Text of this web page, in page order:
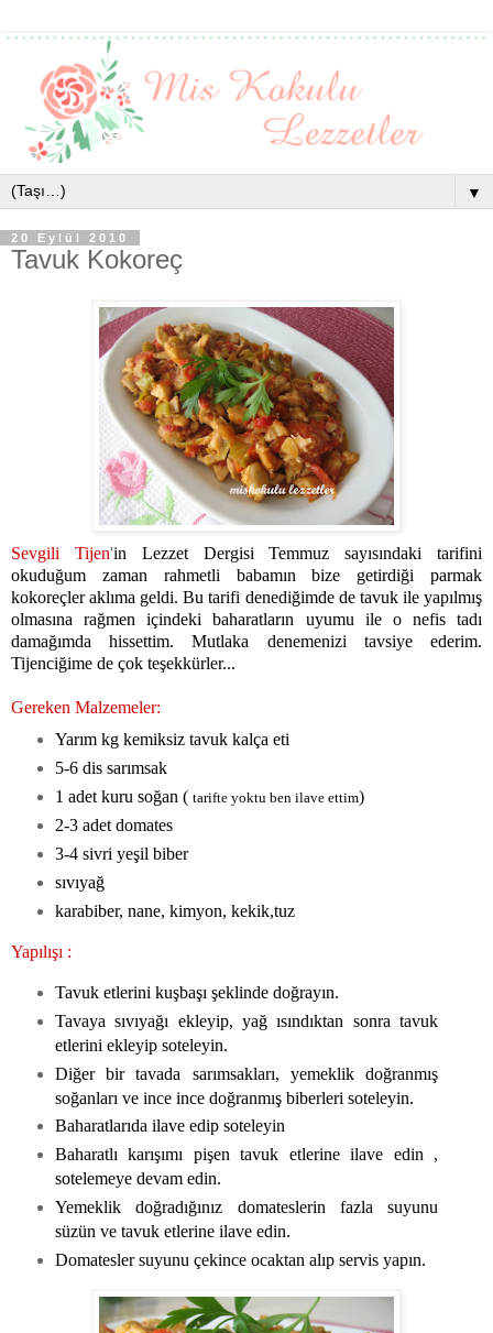
▼
20 Eylül 2010
Tavuk Kokoreç
Sevgili Tijen'in Lezzet Dergisi Temmuz sayısındaki tarifini
okuduğum zaman rahmetli babamın bize getirdiği parmak
kokoreçler aklıma geldi. Bu tarifi denediğimde de tavuk ile yapılmış
olmasına rağmen içindeki baharatların uyumu ile o nefis tadı
damağımda hissettim. Mutlaka denemenizi tavsiye ederim.
Tijenciğime de çok teşekkürler...
Gereken Malzemeler:
Yarım kg kemiksiz tavuk kalça eti
5-6 dis sarımsak
1 adet kuru soğan ( tarifte yoktu ben ilave ettim)
2-3 adet domates
3-4 sivri yeşil biber
sıvıyağ
karabiber, nane, kimyon, kekik,tuz
Yapılışı :
Tavuk etlerini kuşbaşı şeklinde doğrayın.
Tavaya sıvıyağı ekleyip, yağ ısındıktan sonra tavuk
etlerini ekleyip soteleyin.
Diğer bir tavada sarımsakları, yemeklik doğranmış
soğanları ve ince ince doğranmış biberleri soteleyin.
Baharatlarıda ilave edip soteleyin
Baharatlı karışımı pişen tavuk etlerine ilave edin ,
sotelemeye devam edin.
Yemeklik doğradığınız domateslerin fazla suyunu
süzün ve tavuk etlerine ilave edin.
Domatesler suyunu çekince ocaktan alıp servis yapın.